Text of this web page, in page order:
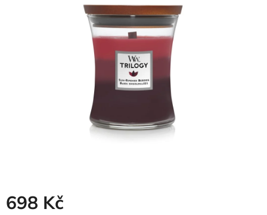
698 Kč